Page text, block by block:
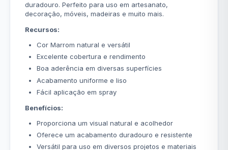
duradouro. Perfeito para uso em artesanato,
decoração, móveis, madeiras e muito mais.
Recursos:
Cor Marrom natural e versátil
Excelente cobertura e rendimento
Boa aderência em diversas superfícies
Acabamento uniforme e liso
Fácil aplicação em spray
Benefícios:
Proporciona um visual natural e acolhedor
Oferece um acabamento duradouro e resistente
Versátil para uso em diversos projetos e materiais